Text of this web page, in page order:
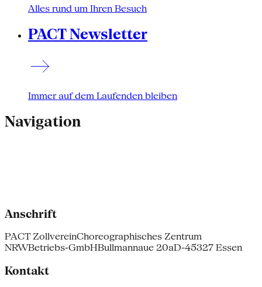
Alles rund um Ihren Besuch
PACT Newsletter
Immer auf dem Laufenden bleiben
Navigation
Anschrift
PACT ZollvereinChoreographisches Zentrum
NRWBetriebs-GmbHBullmannaue 20aD-45327 Essen
Kontakt